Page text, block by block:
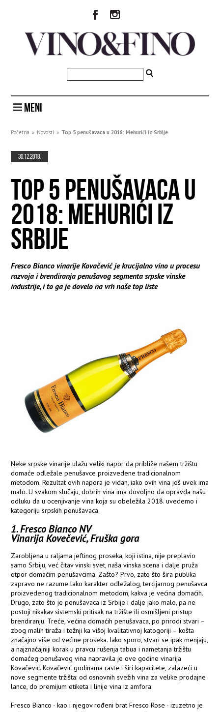
MENI
Početna » Novosti » Top 5 penušavaca u 2018: Mehurići iz Srbije
30.12.2018.
TOP 5 PENUŠAVACA U
2018: MEHURIĆI IZ
SRBIJE
Fresco Bianco vinarije Kovačević je krucijalno vino u procesu
razvoja i brendiranja penušavog segmenta srpske vinske
industrije, i to ga je dovelo na vrh naše top liste
Neke srpske vinarije ulažu veliki napor da približe našem tržištu
domaće odležale penušavce proizvedene tradicionalnom
metodom. Rezultat ovih napora je vidan, iako ovih vina još uvek ima
malo. U svakom slučaju, dobrih vina ima dovoljno da opravda našu
odluku da u ocenjivanje vina koja su obeležila 2018. uvedemo i
kategoriju srpskih penušavaca.
1. Fresco Bianco NV
Vinarija Kovečević, Fruška gora
Zarobljena u raljama jeftinog proseka, koji istina, nije preplavio
samo Srbiju, već čitav vinski svet, naša vinska scena i dalje pruža
otpor domaćim penušavcima. Zašto? Prvo, zato što šira publika
zapravo ne razume lako karakter odležalog, tercijarnog penušavca
proizvedenog tradicionalnom metodom, kakva je većina domaćih.
Drugo, zato što je penušavaca iz Srbije i dalje jako malo, pa ne
postoji nikakav sistemski pritisak na tržište ili osmišljeni pristup
brendiranju. Treće, većina domaćih penušavaca, po prirodi stvari –
zbog malih tiraža i težnji ka višoj kvalitativnoj katogoriji – košta
značajno više od većine proseka. Iako sporo, stvari se ipak menjaju,
a najznačajniji korak u pravcu rušenja tabua i nametanja tržištu
domaćeg penušavog vina napravila je ove godine vinarija
Kovačević. Kovačević godinama raste i širi kapacitete, zalazeći u
nove segmente tržišta: od osnovnih svežih vina za velike prodajne
lance, do premijum etiketa i linije vina iz amfora.
Fresco Bianco - kao i njegov rođeni brat Fresco Rose - izuzetno je